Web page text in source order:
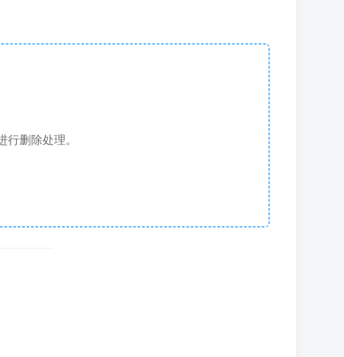
行删除处理。